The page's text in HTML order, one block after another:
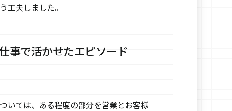
工夫しました。
事で活かせたエピソード
いては、ある程度の部分を営業とお客様